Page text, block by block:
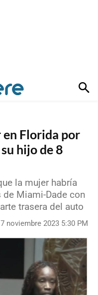
Florida por
hijo de 8
la mujer habría
Miami-Dade con
trasera del auto
noviembre 2023 5:30 PM